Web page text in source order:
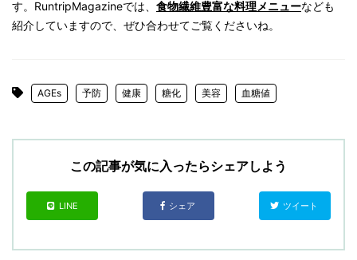
す。RuntripMagazineでは、 食物繊維豊富な料理メニューなども
紹介していますので、ぜひ合わせてご覧くださいね。
AGEs 予防 健康 糖化 美容 血糖値
この記事が気に入ったらシェアしよう
LINE シェア ツイート